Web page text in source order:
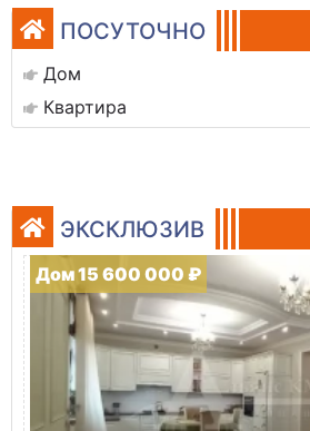
ПОСУТОЧНО
Дом
Квартира
ЭКСКЛЮЗИВ
Дом 15 600 000 ₽